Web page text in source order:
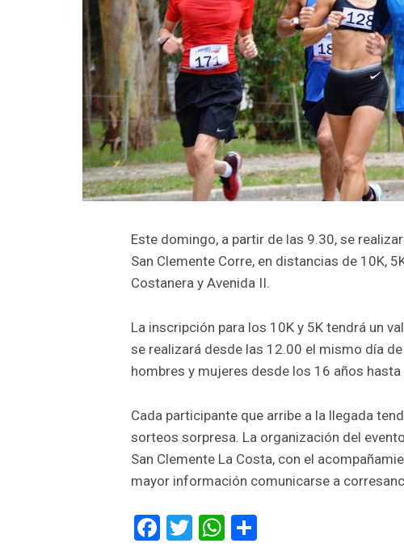
Este domingo, a partir de las 9.30, se
San Clemente Corre, en distancias de 10K,
Costanera y Avenida II.
La inscripción para los 10K y 5K tendrá un
se realizará desde las 12.00 el mismo día
hombres y mujeres desde los 16 años hasta
Cada participante que arribe a la llegada
sorteos sorpresa. La organización del
San Clemente La Costa, con el
mayor información comunicarse a
Facebook
TwitterWhatsApp